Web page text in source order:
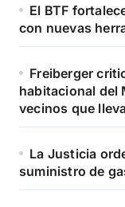
El BTF
con nuevas
Freiberger
habitacional del
vecinos que
La Justicia
suministro de